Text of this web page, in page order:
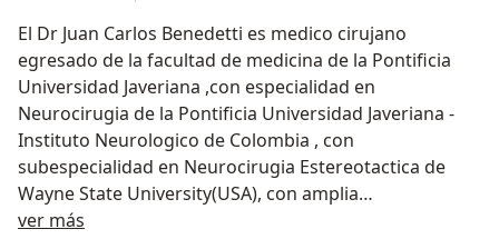
El Dr Juan Carlos Benedetti es medico cirujano
egresado de la facultad de medicina de la Pontificia
Universidad Javeriana ,con especialidad en
Neurocirugia de la Pontificia Universidad Javeriana -
Instituto Neurologico de Colombia , con
subespecialidad en Neurocirugia Estereotactica de
Wayne State University(USA), con amplia
experiencia(22A) en cirugia Funcional de Movimientos
ver más